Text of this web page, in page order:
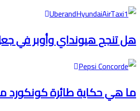
هل تنجح هيونداي وأوبر في
ما هي حكاية طائرة كونكورد